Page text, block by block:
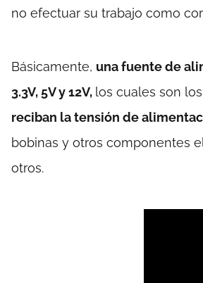
no efectuar su trabajo como
Básicamente, una fuente de
3.3V, 5V y 12V, los cuales son
reciban la tensión de
bobinas y otros componentes
otros.